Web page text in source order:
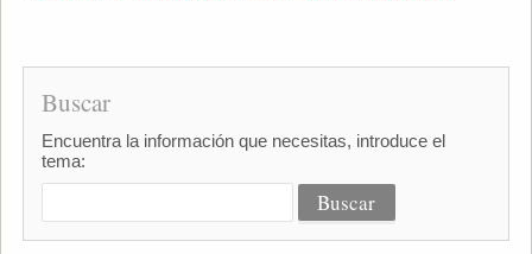
Buscar
Encuentra la información que necesitas, introduce el
tema: